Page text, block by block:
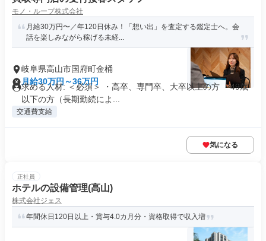
モノ・ループ株式会社
月給30万円〜／年120日休み！「想い出」を査定する鑑定士へ。会
話を楽しみながら稼げる未経...
岐阜県高山市国府町金桶
月給30万円～36万円
求める人材: ＜必須＞ ・高卒、専門卒、大卒以上の方 ・49歳
以下の方（長期勤続によ...
交通費支給
気になる
正社員
ホテルの設備管理(高山)
株式会社ジェス
年間休日120日以上・賞与4.0カ月分・資格取得で収入増